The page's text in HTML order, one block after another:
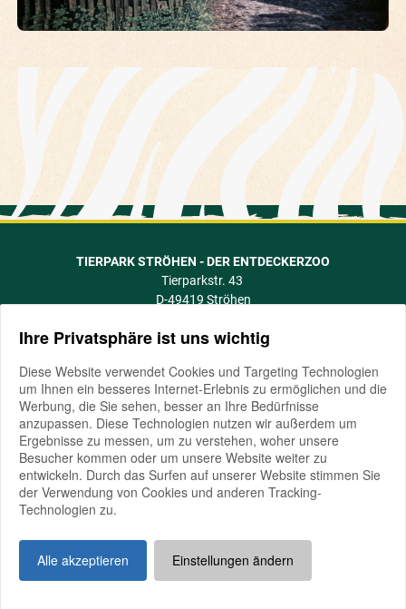
TIERPARK STRÖHEN - DER ENTDECKERZOO
Tierparkstr. 43
D-49419 Ströhen
Telefon +49 5774 505
Impressum AGB Datenschutz
Ihre Privatsphäre ist uns wichtig
Diese Website verwendet Cookies und Targeting Technologien
um Ihnen ein besseres Internet-Erlebnis zu ermöglichen und die
Werbung, die Sie sehen, besser an Ihre Bedürfnisse
anzupassen. Diese Technologien nutzen wir außerdem um
Ergebnisse zu messen, um zu verstehen, woher unsere
Besucher kommen oder um unsere Website weiter zu
entwickeln. Durch das Surfen auf unserer Website stimmen Sie
der Verwendung von Cookies und anderen Tracking-
Technologien zu.
Alle akzeptieren Einstellungen ändern